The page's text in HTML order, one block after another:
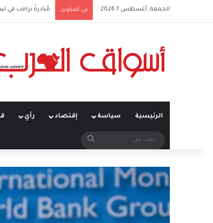
الجمعة, أغسطس 7 2026 في العناوين مُبادرةُ ترامب في
الرئيسية سياسة إقتصاد رأي
بحث